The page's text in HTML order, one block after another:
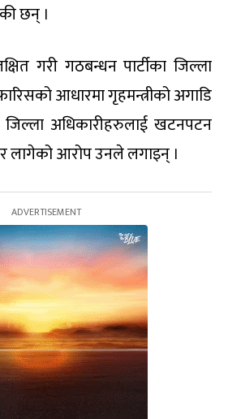
छन् ।
गरी गठबन्धन पार्टीका जिल्ला
आधारमा गृहमन्त्रीको अगाडि
अधिकारीहरुलाई खटनपटन
लागेको आरोप उनले लगाइन् ।